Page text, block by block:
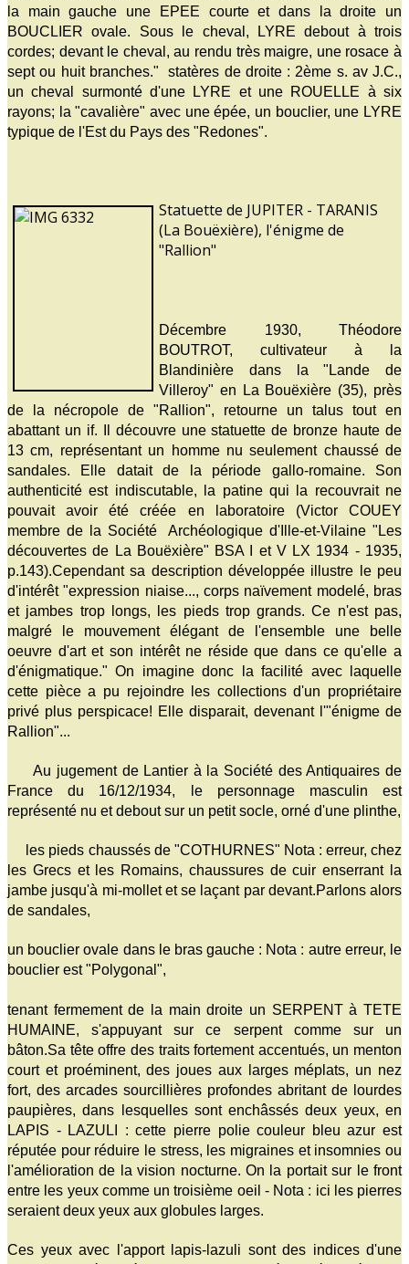
la main gauche une EPEE courte et dans la droite un
BOUCLIER ovale. Sous le cheval, LYRE debout à trois
cordes; devant le cheval, au rendu très maigre, une rosace à
sept ou huit branches." statères de droite : 2ème s. av J.C.,
un cheval surmonté d'une LYRE et une ROUELLE à six
rayons; la "cavalière" avec une épée, un bouclier, une LYRE
typique de l'Est du Pays des "Redones".
Statuette de JUPITER - TARANIS
(La Bouëxière), l'énigme de
"Rallion"
Décembre 1930, Théodore
BOUTROT, cultivateur à la
Blandinière dans la "Lande de
Villeroy" en La Bouëxière (35), près
de la nécropole de "Rallion", retourne un talus tout en
abattant un if. Il découvre une statuette de bronze haute de
13 cm, représentant un homme nu seulement chaussé de
sandales. Elle datait de la période gallo-romaine. Son
authenticité est indiscutable, la patine qui la recouvrait ne
pouvait avoir été créée en laboratoire (Victor COUEY
membre de la Société Archéologique d'Ille-et-Vilaine "Les
découvertes de La Bouëxière" BSA I et V LX 1934 - 1935,
p.143).Cependant sa description développée illustre le peu
d'intérêt "expression niaise..., corps naïvement modelé, bras
et jambes trop longs, les pieds trop grands. Ce n'est pas,
malgré le mouvement élégant de l'ensemble une belle
oeuvre d'art et son intérêt ne réside que dans ce qu'elle a
d'énigmatique." On imagine donc la facilité avec laquelle
cette pièce a pu rejoindre les collections d'un propriétaire
privé plus perspicace! Elle disparait, devenant l'"énigme de
Rallion"...
Au jugement de Lantier à la Société des Antiquaires de
France du 16/12/1934, le personnage masculin est
représenté nu et debout sur un petit socle, orné d'une plinthe,
les pieds chaussés de "COTHURNES" Nota : erreur, chez
les Grecs et les Romains, chaussures de cuir enserrant la
jambe jusqu'à mi-mollet et se laçant par devant.Parlons alors
de sandales,
un bouclier ovale dans le bras gauche : Nota : autre erreur, le
bouclier est "Polygonal",
tenant fermement de la main droite un SERPENT à TETE
HUMAINE, s'appuyant sur ce serpent comme sur un
bâton.Sa tête offre des traits fortement accentués, un menton
court et proéminent, des joues aux larges méplats, un nez
fort, des arcades sourcillières profondes abritant de lourdes
paupières, dans lesquelles sont enchâssés deux yeux, en
LAPIS - LAZULI : cette pierre polie couleur bleu azur est
réputée pour réduire le stress, les migraines et insomnies ou
l'amélioration de la vision nocturne. On la portait sur le front
entre les yeux comme un troisième oeil - Nota : ici les pierres
seraient deux yeux aux globules larges.
Ces yeux avec l'apport lapis-lazuli sont des indices d'une